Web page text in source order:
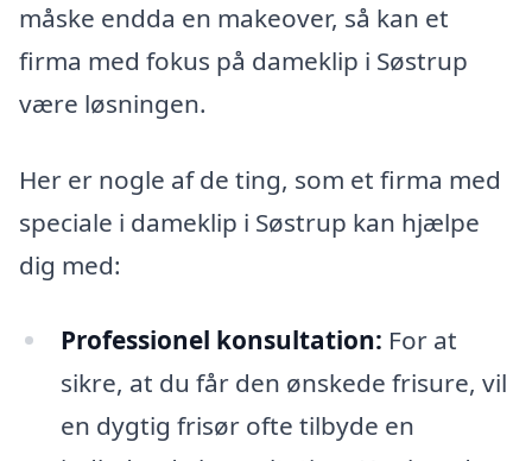
måske endda en makeover, så kan et
firma med fokus på dameklip i Søstrup
være løsningen.
Her er nogle af de ting, som et firma med
speciale i dameklip i Søstrup kan hjælpe
dig med:
Professionel konsultation: For at
sikre, at du får den ønskede frisure, vil
en dygtig frisør ofte tilbyde en